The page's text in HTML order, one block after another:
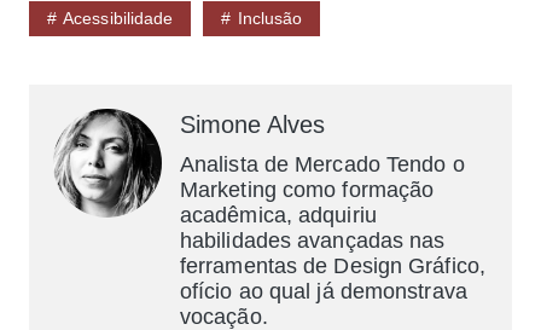
Acessibilidade Inclusão
Simone Alves
Analista de Mercado Tendo o
Marketing como formação
acadêmica, adquiriu
habilidades avançadas nas
ferramentas de Design Gráfico,
ofício ao qual já demonstrava
vocação.